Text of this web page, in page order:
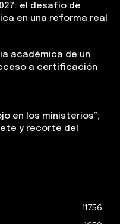
el desafío de
en una reforma real
académica de un
a certificación
en los ministerios”;
y recorte del
11756